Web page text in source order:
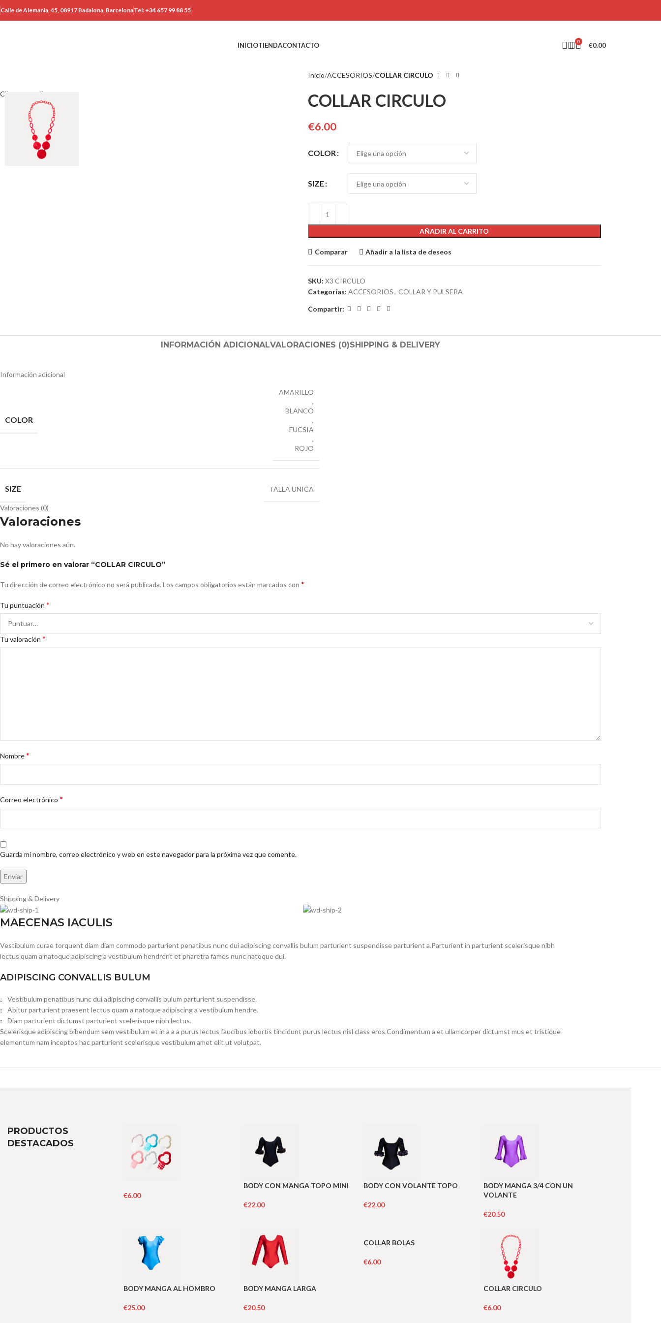
Calle de Alemania, 45, 08917 Badalona, ​​BarcelonaTel: +34 657 99 88 55
INICIOTIENDACONTACTO 0 €0.00
Clic para ampliar
Inicio ACCESORIOS COLLAR CIRCULO
COLLAR CIRCULO
€6.00
COLOR
SIZE
AÑADIR AL CARRITO
Comparar Añadir a la lista de deseos
SKU: X3 CIRCULO
Categorías: ACCESORIOS, COLLAR Y PULSERA
Compartir:
INFORMACIÓN ADICIONALVALORACIONES (0)SHIPPING & DELIVERY
Información adicional
COLOR
AMARILLO
,
BLANCO
,
FUCSIA
,
ROJO
SIZE TALLA UNICA
Valoraciones (0)
Valoraciones
No hay valoraciones aún.
Sé el primero en valorar “COLLAR CIRCULO”
Tu dirección de correo electrónico no será publicada. Los campos obligatorios están marcados con *
Tu puntuación *
Tu valoración *
Nombre*
Correo electrónico *
Guarda mi nombre, correo electrónico y web en este navegador para la próxima vez que comente.
Shipping & Delivery
MAECENAS IACULIS
Vestibulum curae torquent diam diam commodo parturient penatibus nunc dui adipiscing convallis bulum parturient suspendisse parturient a.Parturient in parturient scelerisque nibh
lectus quam a natoque adipiscing a vestibulum hendrerit et pharetra fames nunc natoque dui.
ADIPISCING CONVALLIS BULUM
Vestibulum penatibus nunc dui adipiscing convallis bulum parturient suspendisse.
Abitur parturient praesent lectus quam a natoque adipiscing a vestibulum hendre.
Diam parturient dictumst parturient scelerisque nibh lectus.
Scelerisque adipiscing bibendum sem vestibulum et in a a a purus lectus faucibus lobortis tincidunt purus lectus nisl class eros.Condimentum a et ullamcorper dictumst mus et tristique
elementum nam inceptos hac parturient scelerisque vestibulum amet elit ut volutpat.
PRODUCTOS
DESTACADOS
€6.00
BODY CON MANGA TOPO MINI
€22.00
BODY CON VOLANTE TOPO
€22.00
BODY MANGA 3/4 CON UN
VOLANTE
€20.50
BODY MANGA AL HOMBRO
€25.00
BODY MANGA LARGA
€20.50
COLLAR BOLAS
€6.00
COLLAR CIRCULO
€6.00